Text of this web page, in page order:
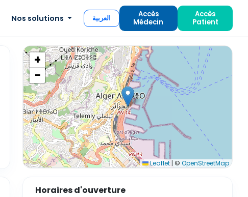
Nos solutions العربية
Accès
Médecin
Accès
Patient
+
−
Leaflet | © OpenStreetMap
Horaires d'ouverture